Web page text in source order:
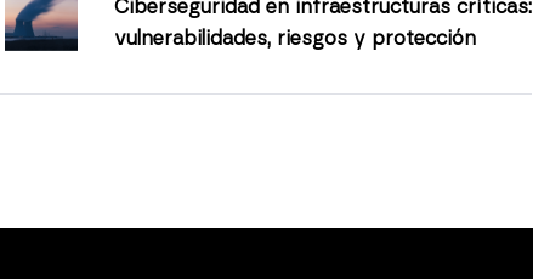
Ciberseguridad en infraestructuras críticas:
vulnerabilidades, riesgos y protección